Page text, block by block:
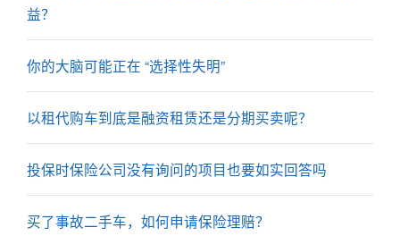
益？
你的大脑可能正在 “选择性失明”
以租代购车到底是融资租赁还是分期买卖呢？
投保时保险公司没有询问的项目也要如实回答吗
买了事故二手车，如何申请保险理赔？